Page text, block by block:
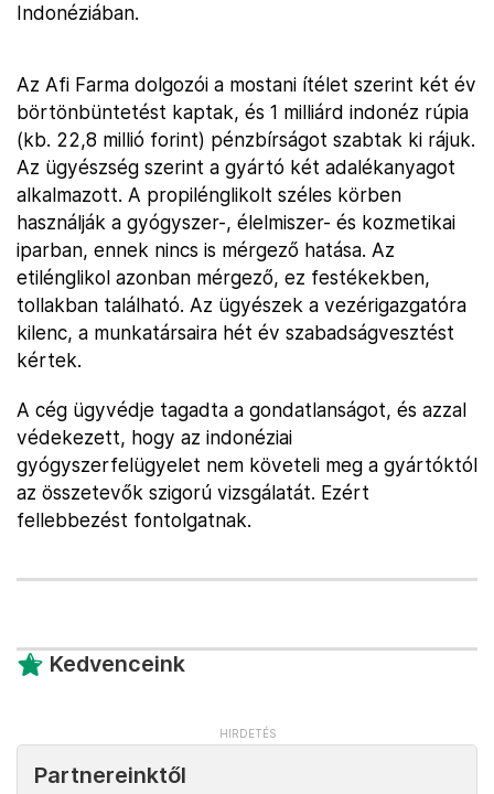
Indonéziában.
Az Afi Farma dolgozói a mostani ítélet szerint két év
börtönbüntetést kaptak, és 1 milliárd indonéz rúpia
(kb. 22,8 millió forint) pénzbírságot szabtak ki rájuk.
Az ügyészség szerint a gyártó két adalékanyagot
alkalmazott. A propilénglikolt széles körben
használják a gyógyszer-, élelmiszer- és kozmetikai
iparban, ennek nincs is mérgező hatása. Az
etilénglikol azonban mérgező, ez festékekben,
tollakban található. Az ügyészek a vezérigazgatóra
kilenc, a munkatársaira hét év szabadságvesztést
kértek.
A cég ügyvédje tagadta a gondatlanságot, és azzal
védekezett, hogy az indonéziai
gyógyszerfelügyelet nem követeli meg a gyártóktól
az összetevők szigorú vizsgálatát. Ezért
fellebbezést fontolgatnak.
Kedvenceink
Partnereinktől